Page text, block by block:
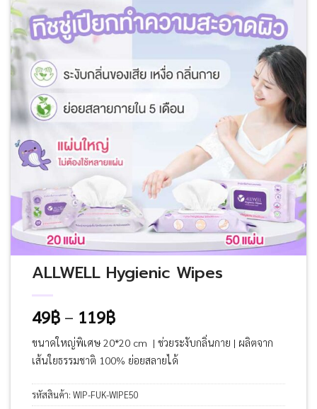
ALLWELL Hygienic Wipes
49฿ – 119฿Price
49฿
through
119฿
ขนาดใหญ่พิเศษ 20*20 cm | ช่วยระงับกลิ่นกาย | ผลิตจาก
เส้นใยธรรมชาติ 100% ย่อยสลายได้
รหัสสินค้า: WIP-FUK-WIPE50